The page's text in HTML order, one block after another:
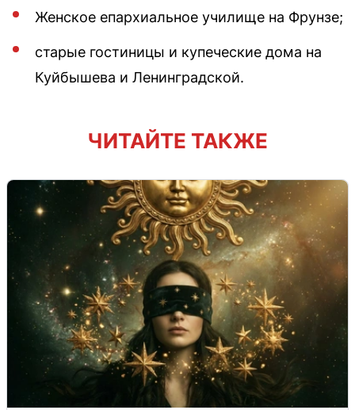
Женское епархиальное училище на Фрунзе;
старые гостиницы и купеческие дома на
Куйбышева и Ленинградской.
ЧИТАЙТЕ ТАКЖЕ